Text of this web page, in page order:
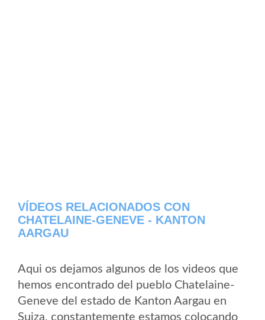
VÍDEOS RELACIONADOS CON
CHATELAINE-GENEVE - KANTON
AARGAU
Aqui os dejamos algunos de los videos que
hemos encontrado del pueblo Chatelaine-
Geneve del estado de Kanton Aargau en
Suiza, constantemente estamos colocando